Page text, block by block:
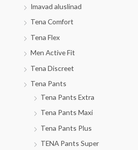
Imavad aluslinad
Tena Comfort
Tena Flex
Men Active Fit
Tena Discreet
Tena Pants
Tena Pants Extra
Tena Pants Maxi
Tena Pants Plus
TENA Pants Super